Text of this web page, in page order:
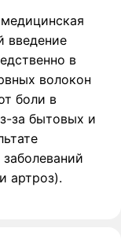
введение
в
волокон
боли в
за бытовых и
артроз).